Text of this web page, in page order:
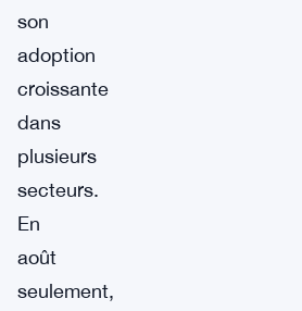
son
adoption
croissante
dans
plusieurs
secteurs.
En
août
seulement,